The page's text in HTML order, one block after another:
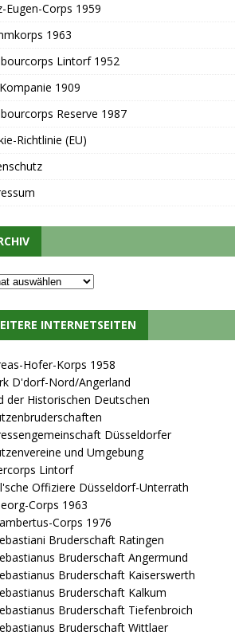
Eugen-Corps 1959
1963
Lintorf 1952
1909
Reserve 1987
Richtlinie (EU)
INTERNETSEITEN
Hofer-Korps 1958
D'dorf-Nord/Angerland
der Historischen Deutschen
Düsseldorfer
und Umgebung
Lintorf
Offiziere Düsseldorf-Unterrath
Corps 1963
Corps 1976
Bruderschaft Ratingen
Bruderschaft Angermund
Bruderschaft Kaiserswerth
Bruderschaft Kalkum
Bruderschaft Tiefenbroich
Bruderschaft Wittlaer